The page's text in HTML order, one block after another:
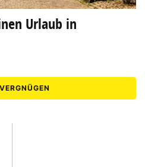
Urlaub in